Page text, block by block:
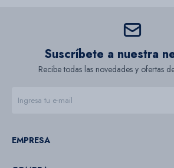
Suscríbete a nuestra
Recibe todas las novedades y ofertas
EMPRESA